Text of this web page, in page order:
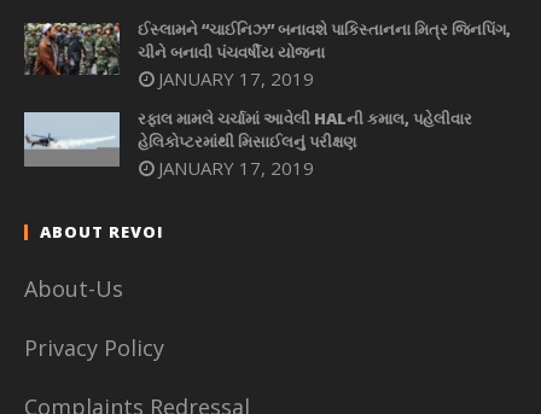
ઈસ્લામને “ચાઈનિઝ” બનાવશે પાકિસ્તાનના મિત્ર જિનપિંગ,
ચીને બનાવી પંચવર્ષીય યોજના
JANUARY 17, 2019
રફાલ મામલે ચર્ચામાં આવેલી HALની કમાલ, પહેલીવાર
હેલિકોપ્ટરમાંથી મિસાઈલનું પરીક્ષણ
JANUARY 17, 2019
ABOUT REVOI
About-Us
Privacy Policy
Complaints Redressal